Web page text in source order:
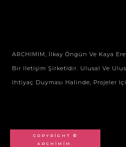
ARCHIMIM, İlkay Öngün Ve Kaya
Bir Iletişim Şirketidir. Ulusal Ve
Ihtiyaç Duyması Halinde, Projeler
COPYRIGHT ©
ARCHIMIM.